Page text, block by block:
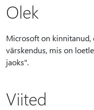
Olek
Microsoft on
värskendus, mis on
jaoks".
Viited